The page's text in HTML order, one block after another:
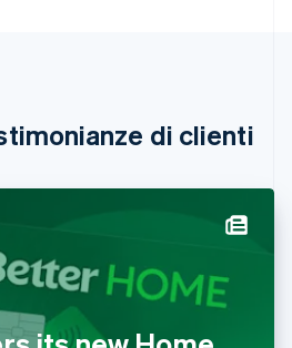
di clienti